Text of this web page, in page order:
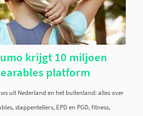
krijgt 10 miljoen
platform
uit Nederland en het buitenland: alles over
stappentellers, EPD en PGD, fitness,